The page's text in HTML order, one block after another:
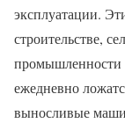
эксплуатации.
строительстве,
промышленности
ежедневно
выносливые